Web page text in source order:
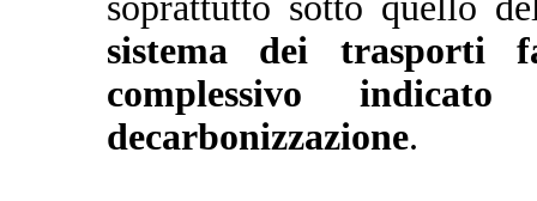
sistema dei trasporti
complessivo
decarbonizzazione.